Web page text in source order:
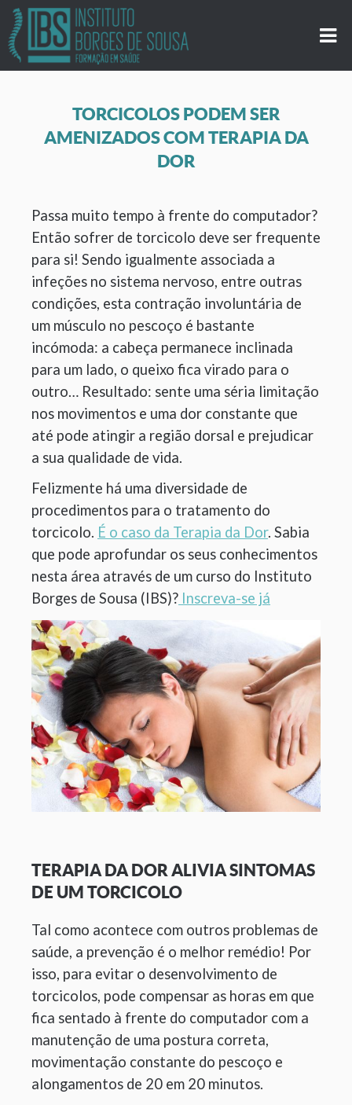
TORCICOLOS PODEM SER
AMENIZADOS COM TERAPIA DA
DOR
Passa muito tempo à frente do computador?
Então sofrer de torcicolo deve ser frequente
para si! Sendo igualmente associada a
infeções no sistema nervoso, entre outras
condições, esta contração involuntária de
um músculo no pescoço é bastante
incómoda: a cabeça permanece inclinada
para um lado, o queixo fica virado para o
outro… Resultado: sente uma séria limitação
nos movimentos e uma dor constante que
até pode atingir a região dorsal e prejudicar
a sua qualidade de vida.
Felizmente há uma diversidade de
procedimentos para o tratamento do
torcicolo. É o caso da Terapia da Dor. Sabia
que pode aprofundar os seus conhecimentos
nesta área através de um curso do Instituto
Borges de Sousa (IBS)? Inscreva-se já
TERAPIA DA DOR ALIVIA SINTOMAS
DE UM TORCICOLO
Tal como acontece com outros problemas de
saúde, a prevenção é o melhor remédio! Por
isso, para evitar o desenvolvimento de
torcicolos, pode compensar as horas em que
fica sentado à frente do computador com a
manutenção de uma postura correta,
movimentação constante do pescoço e
alongamentos de 20 em 20 minutos.